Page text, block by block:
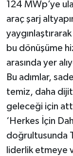
124 MWp’ye
araç şarj
bu dönüşüme
arasında yer
Bu adımlar,
temiz, daha
geleceği için
‘Herkes İçin
doğrultusunda
liderlik etmeye